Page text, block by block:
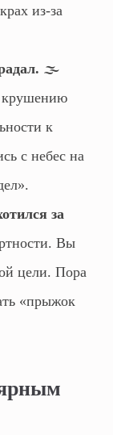
из-за
🌫️
крушению
к
с небес на
за
Вы
цели. Пора
«прыжок